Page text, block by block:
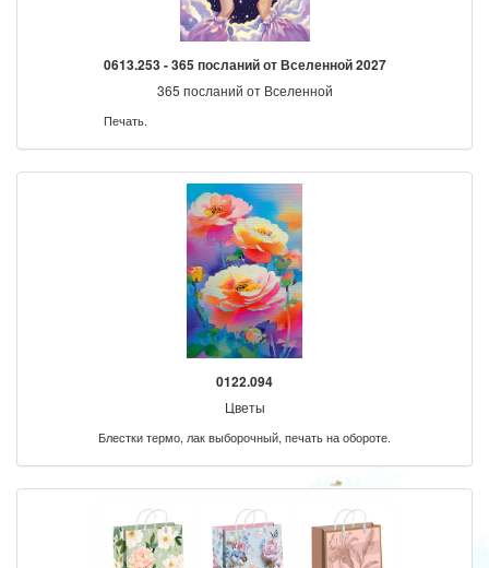
0613.253 - 365 посланий от Вселенной 2027
365 посланий от Вселенной
Печать.
0122.094
Цветы
Блестки термо, лак выборочный, печать на обороте.